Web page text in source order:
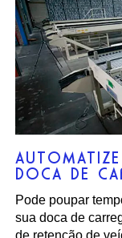
DOCA DE
Pode poupar
sua doca de
de retenção de